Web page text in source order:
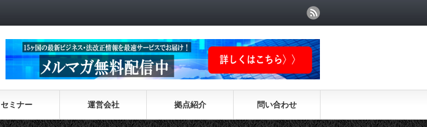
セミナー 運営会社 拠点紹介 問い合わせ